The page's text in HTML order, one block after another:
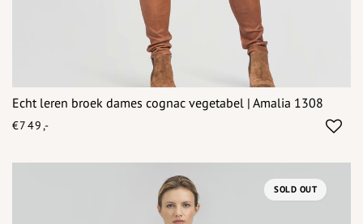
Echt leren broek dames cognac vegetabel | Amalia 1308
€749,-
SOLD OUT